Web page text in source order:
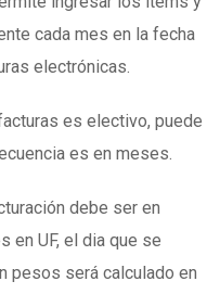
cada mes en la fecha
electrónicas.
es electivo, puede
es en meses.
debe ser en
en UF, el dia que se
pesos será calculado en